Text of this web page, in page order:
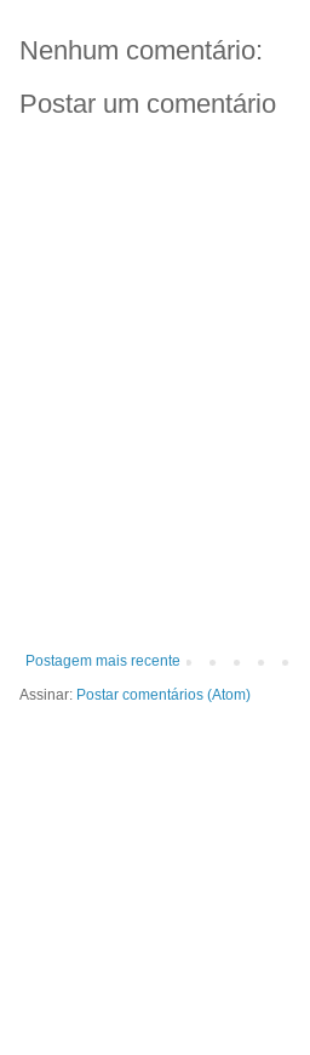
Nenhum comentário:
Postar um comentário
Postagem mais recente
Assinar: Postar comentários (Atom)